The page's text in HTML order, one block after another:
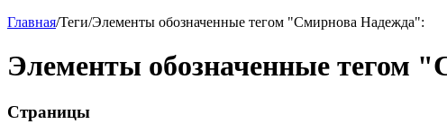
Главная/Теги/Элементы обозначенные тегом "Смирнова Надежда":
Элементы обозначенные тегом
Страницы